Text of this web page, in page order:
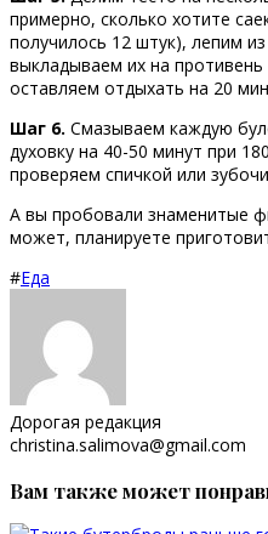
примерно, сколько хотите
получилось 12 штук), лепим
выкладываем их на противень
оставляем отдыхать на 20
Шаг 6. Смазываем каждую
духовку на 40-50 минут при
проверяем спичкой или
А вы пробовали знаменитые
может, планируете
#Еда
Дорогая редакция
christina.salimova@gmail.com
Вам также может